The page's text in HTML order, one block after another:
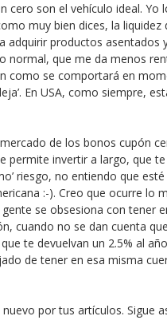
cero son el vehículo ideal. Yo
muy bien dices, la
adquirir productos asentados
normal, que me da menos
como se comportará en
En USA, como siempre,
de los bonos cupón
permite invertir a largo, que
riesgo, no entiendo que
:-). Creo que ocurre lo
se obsesiona con tener
cuando no se dan cuenta
te devuelvan un 2.5% al
de tener en esa misma
por tus artículos. Sigue